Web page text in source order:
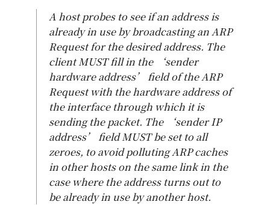
A host probes to see if an address is
already in use by broadcasting an ARP
Request for the desired address. The
client MUST fill in the ‘sender
hardware address’ field of the ARP
Request with the hardware address of
the interface through which it is
sending the packet. The ‘sender IP
address’ field MUST be set to all
zeroes, to avoid polluting ARP caches
in other hosts on the same link in the
case where the address turns out to
be already in use by another host.